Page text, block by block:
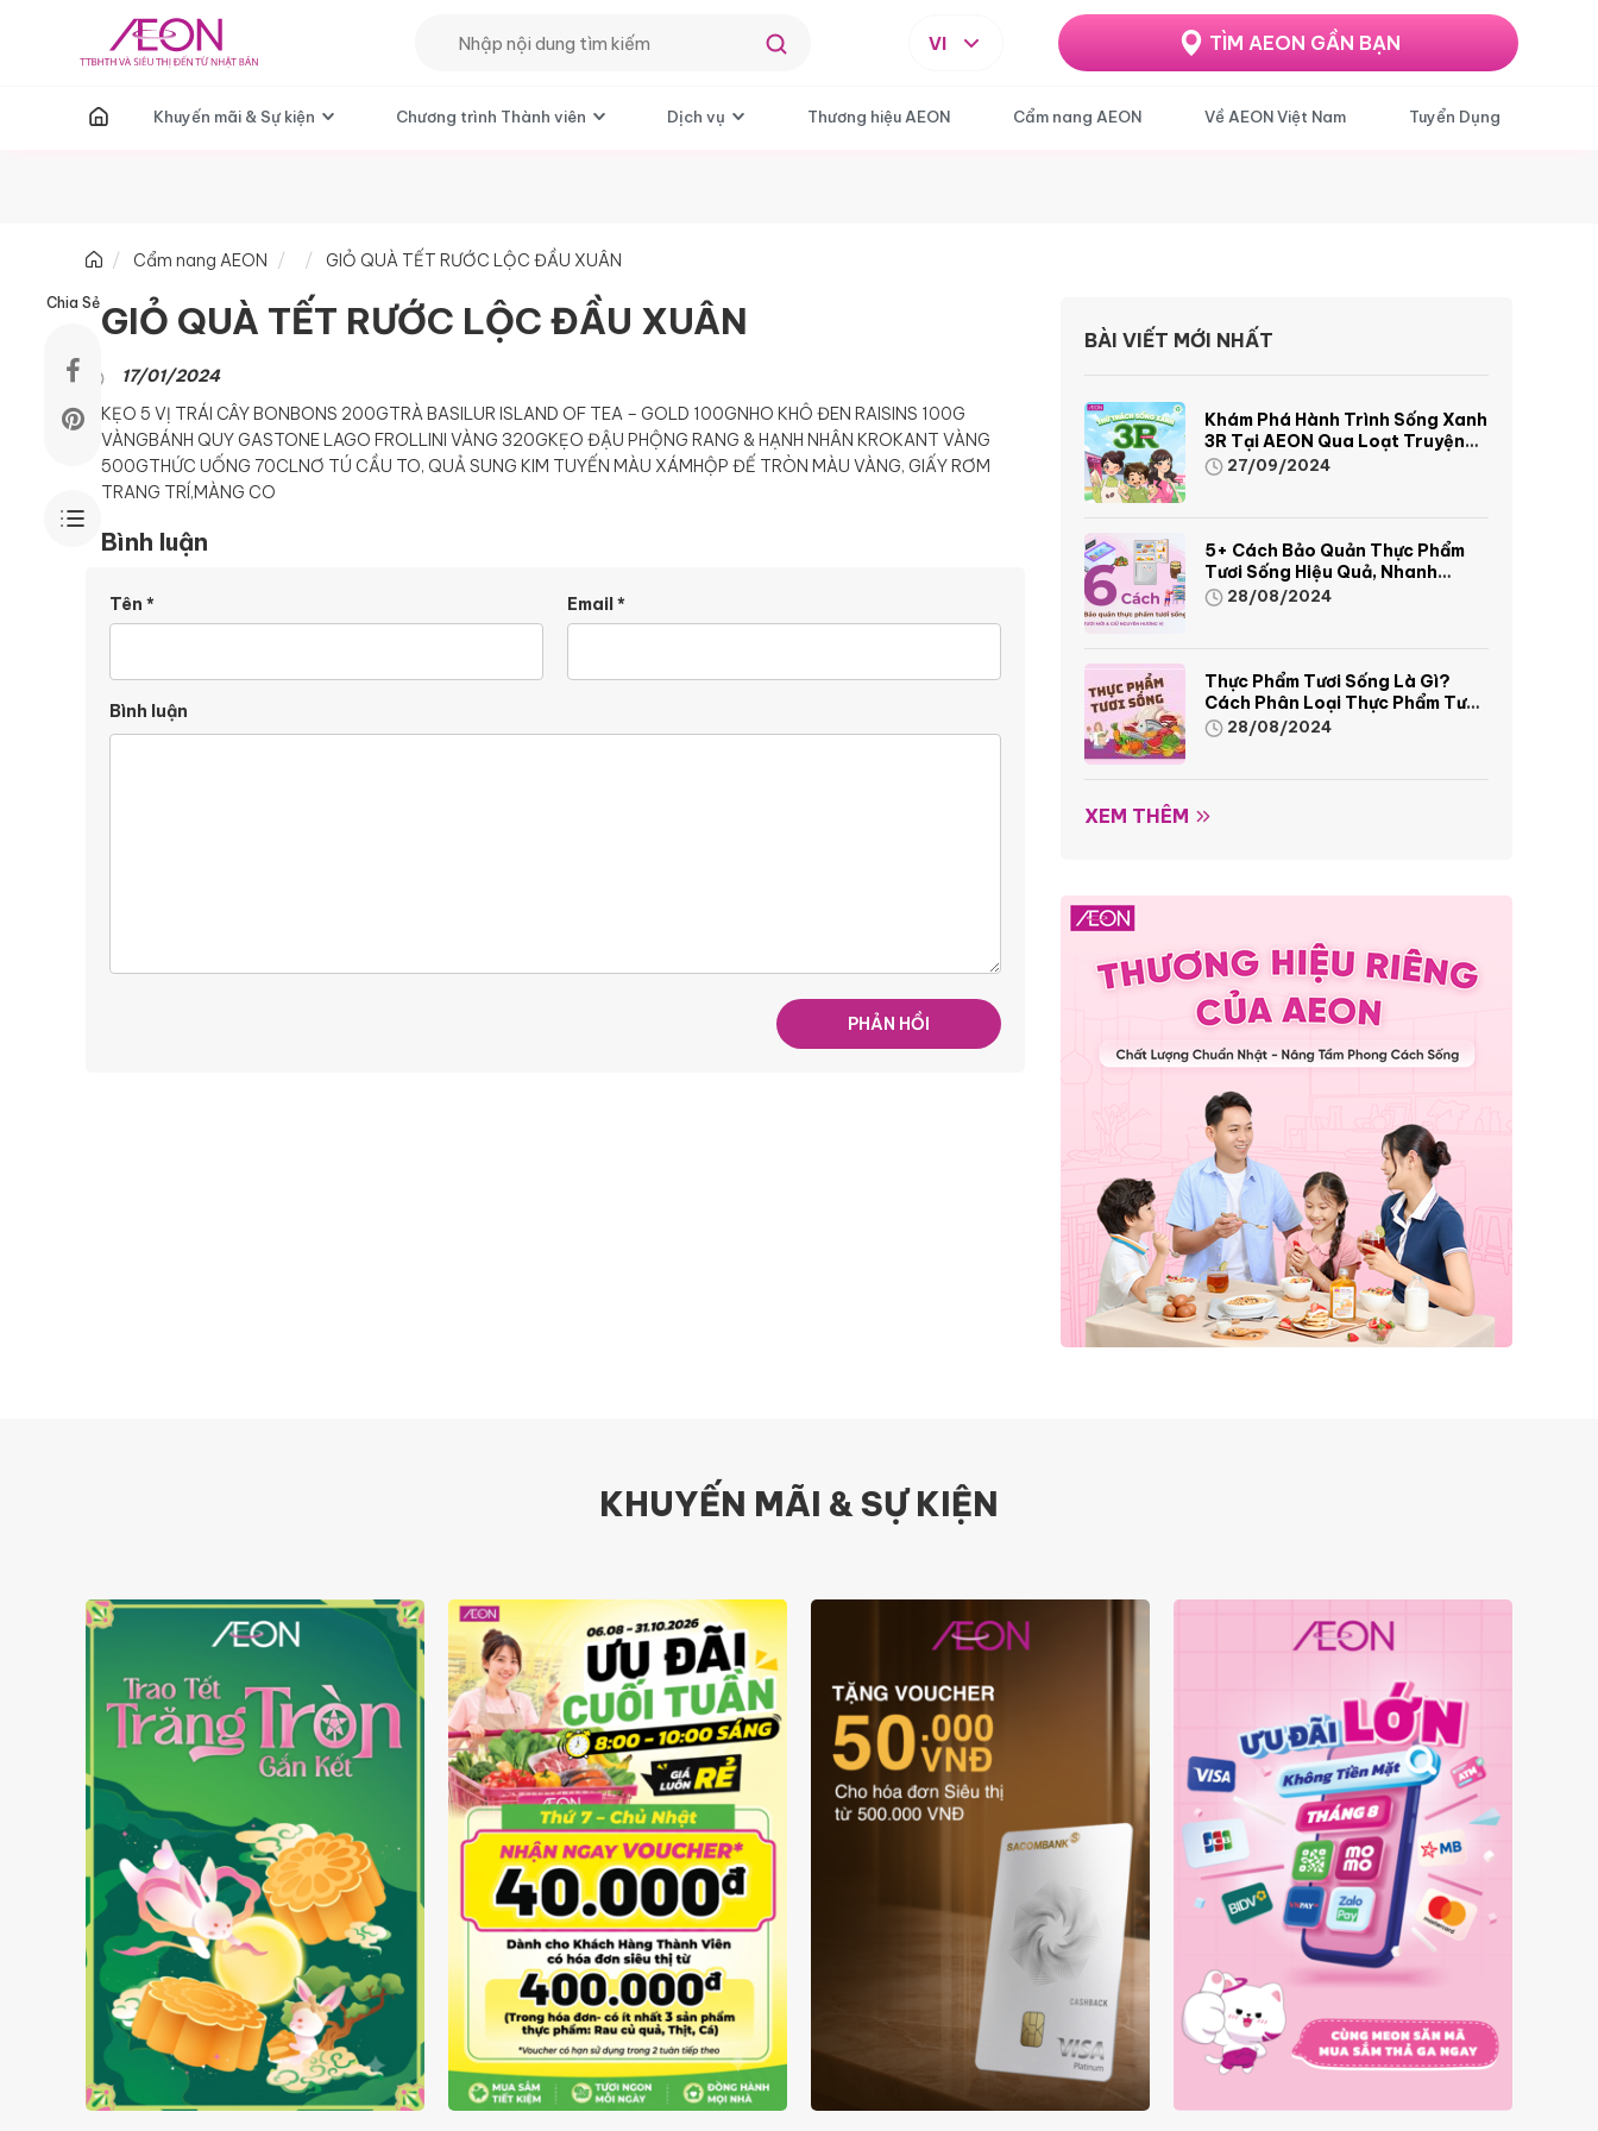
VI TÌM AEON GẦN BẠN
T Khuyến mãi & Sự kiện Chương trình Thành viên Dịch vụ Thương hiệu AEON Cẩm nang AEON Về AEON Việt Nam Tuyển Dụng
Cẩm nang AEON GIỎ QUÀ TẾT RƯỚC LỘC ĐẦU XUÂN
Chia SẻGIỎ QUÀ TẾT RƯỚC LỘC ĐẦU XUÂN
17/01/2024
KẸO 5 VỊ TRÁI CÂY BONBONS 200GTRÀ BASILUR ISLAND OF TEA – GOLD 100GNHO KHÔ ĐEN RAISINS 100G
VÀNGBÁNH QUY GASTONE LAGO FROLLINI VÀNG 320GKẸO ĐẬU PHỘNG RANG & HẠNH NHÂN KROKANT VÀNG
500GTHỨC UỐNG 70CLNƠ TÚ CẦU TO, QUẢ SUNG KIM TUYẾN MÀU XÁMHỘP ĐẾ TRÒN MÀU VÀNG, GIẤY RƠM
TRANG TRÍ,MÀNG CO
Bình luận
Tên * Email*
Bình luận
BÀI VIẾT MỚI NHẤT
Khám Phá Hành Trình Sống Xanh
3R Tại AEON Qua Loạt Truyện
Tranh Sinh Động Và Thú Vị
27/09/2024
5+ Cách Bảo Quản Thực Phẩm
Tươi Sống Hiệu Quả, Nhanh
Chóng
28/08/2024
Thực Phẩm Tươi Sống Là Gì?
Cách Phân Loại Thực Phẩm Tươi
Sống28/08/2024
XEM THÊM
KHUYẾN MÃI & SỰ KIỆN
TRAO TẾT TRĂNG TRÒN GẮN
GIÁ LUÔN RẺ TỪ 6/8 - 31/10
ƯU ĐÃI THẺ VẬT LÝ